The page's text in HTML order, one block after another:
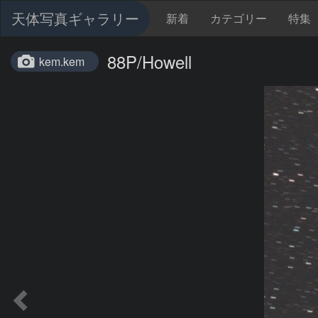
天体写真ギャラリー 新着 カテゴリー 特集
kem.kem 88P/Howell